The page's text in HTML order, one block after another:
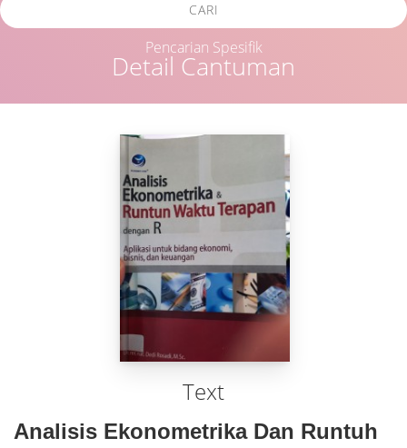
Detail Cantuman
CARI
Pencarian Spesifik
Text
Analisis Ekonometrika Dan Runtuh